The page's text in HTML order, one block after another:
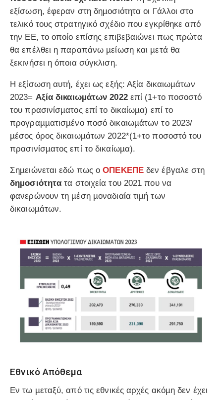
εξίσωση, έφεραν στη δηµοσιότητα οι Γάλλοι στο
τελικό τους στρατηγικό σχέδιο που εγκρίθηκε από
την ΕΕ, το οποίο επίσης επιβεβαιώνει πως πρώτα
θα επέλθει η παραπάνω µείωση και µετά θα
ξεκινήσει η όποια σύγκλιση.
Η εξίσωση αυτή, έχει ως εξής: Αξία δικαιωµάτων
2023= Αξία δικαιωµάτων 2022επί (1+το ποσοστό
του πρασινίσµατος επί το δικαίωµα) επί το
προγραµµατισµένο ποσό δικαιωµάτων το 2023/
µέσος όρος δικαιωµάτων 2022*(1+το ποσοστό του
πρασινίσµατος επί το δικαίωµα).
Σηµειώνεται εδώ πως οΟΠΕΚΕΠΕδεν έβγαλε στη
δηµοσιότητα τα στοιχεία του 2021 που να
φανερώνουν τη µέση µοναδιαία τιµή των
δικαιωµάτων.
Εθνικό Απόθεµα
Εν τω µεταξύ, από τις εθνικές αρχές ακόµη δεν έχει